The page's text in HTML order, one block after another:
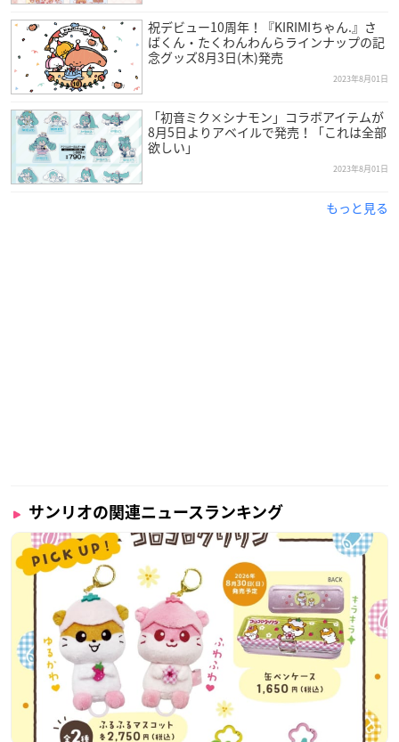
祝デビュー10周年！『KIRIMIちゃん.』さ
ばくん・たくわんわんらラインナップの記
念グッズ8月3日(木)発売
2023年8月01日
「初音ミク×シナモン」コラボアイテムが
8月5日よりアベイルで発売！「これは全部
欲しい」
2023年8月01日
もっと見る
サンリオの関連ニュースランキング